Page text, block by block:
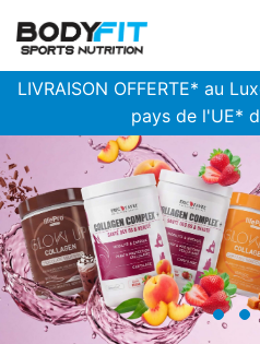
LIVRAISON OFFERTE* au
pays de l'UE*